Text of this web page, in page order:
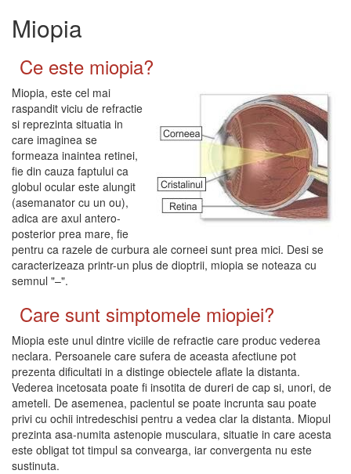
Miopia
Ce este miopia?
Miopia, este cel mai
raspandit viciu de refractie
si reprezinta situatia in
care imaginea se
formeaza inaintea retinei,
fie din cauza faptului ca
globul ocular este alungit
(asemanator cu un ou),
adica are axul antero-
posterior prea mare, fie
pentru ca razele de curbura ale corneei sunt prea mici. Desi se
caracterizeaza printr-un plus de dioptrii, miopia se noteaza cu
semnul "–".
Care sunt simptomele miopiei?
Miopia este unul dintre viciile de refractie care produc vederea
neclara. Persoanele care sufera de aceasta afectiune pot
prezenta dificultati in a distinge obiectele aflate la distanta.
Vederea incetosata poate fi insotita de dureri de cap si, unori, de
ameteli. De asemenea, pacientul se poate incrunta sau poate
privi cu ochii intredeschisi pentru a vedea clar la distanta. Miopul
prezinta asa-numita astenopie musculara, situatie in care acesta
este obligat tot timpul sa convearga, iar convergenta nu este
sustinuta.